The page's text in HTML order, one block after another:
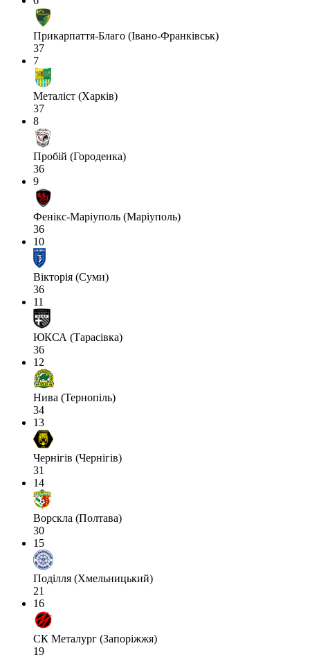
Прикарпаття-Благо (Івано-Франківськ)
37
7
Металіст (Харків)
37
8
Пробій (Городенка)
36
9
Фенікс-Маріуполь (Маріуполь)
36
10
Вікторія (Суми)
36
11
ЮКСА (Тарасівка)
36
12
Нива (Тернопіль)
34
13
Чернігів (Чернігів)
31
14
Ворскла (Полтава)
30
15
Поділля (Хмельницький)
21
16
СК Металург (Запоріжжя)
19